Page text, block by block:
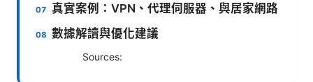
真實案例：VPN、代理伺服器、與居家網路
數據解讀與優化建議
Sources: